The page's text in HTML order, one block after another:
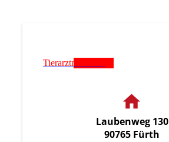
Tierarztnotdienst
Laubenweg 130
90765 Fürth